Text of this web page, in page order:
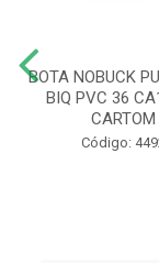
BOTA NOBUCK
BIQ PVC 36
CARTOM
Código: